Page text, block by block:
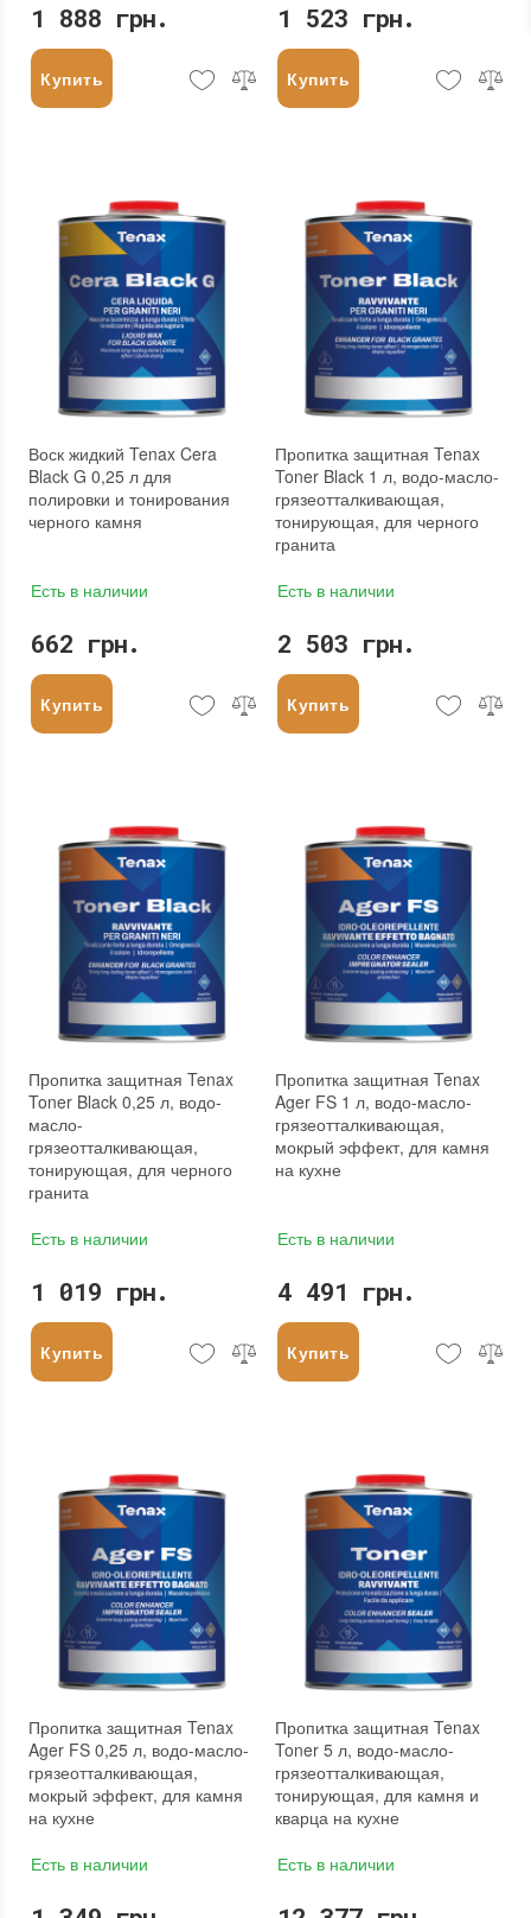
1 888 грн.
Купить
1 523 грн.
Купить
Воск жидкий Tenax Cera
Black G 0,25 л для
полировки и тонирования
черного камня
Есть в наличии
662 грн.
Купить
Пропитка защитная Tenax
Toner Black 1 л, водо-масло-
грязеотталкивающая,
тонирующая, для черного
гранита
Есть в наличии
2 503 грн.
Купить
Пропитка защитная Tenax
Toner Black 0,25 л, водо-
масло-
грязеотталкивающая,
тонирующая, для черного
гранита
Есть в наличии
1 019 грн.
Купить
Пропитка защитная Tenax
Ager FS 1 л, водо-масло-
грязеотталкивающая,
мокрый эффект, для камня
на кухне
Есть в наличии
4 491 грн.
Купить
Пропитка защитная Tenax
Ager FS 0,25 л, водо-масло-
грязеотталкивающая,
мокрый эффект, для камня
на кухне
Есть в наличии
Пропитка защитная Tenax
Toner 5 л, водо-масло-
грязеотталкивающая,
тонирующая, для камня и
кварца на кухне
Есть в наличии